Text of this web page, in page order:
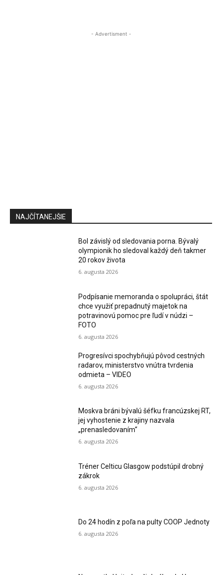
- Advertisment -
NAJČÍTANEJŠIE
Bol závislý od sledovania porna. Bývalý
olympionik ho sledoval každý deň takmer
20 rokov života
6. augusta 2026
Podpísanie memoranda o spolupráci, štát
chce využiť prepadnutý majetok na
potravinovú pomoc pre ľudí v núdzi –
FOTO
6. augusta 2026
Progresívci spochybňujú pôvod cestných
radarov, ministerstvo vnútra tvrdenia
odmieta – VIDEO
6. augusta 2026
Moskva bráni bývalú šéfku francúzskej RT,
jej vyhostenie z krajiny nazvala
„prenasledovaním“
6. augusta 2026
Tréner Celticu Glasgow podstúpil drobný
zákrok
6. augusta 2026
Do 24 hodín z poľa na pulty COOP Jednoty
6. augusta 2026